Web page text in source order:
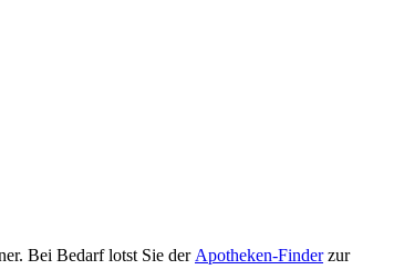
Bei Bedarf lotst Sie der Apotheken-Finderzur